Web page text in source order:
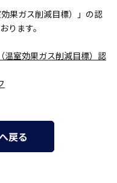
果ガス削減目標）」の認
ります。
温室効果ガス削減目標）認
戻る